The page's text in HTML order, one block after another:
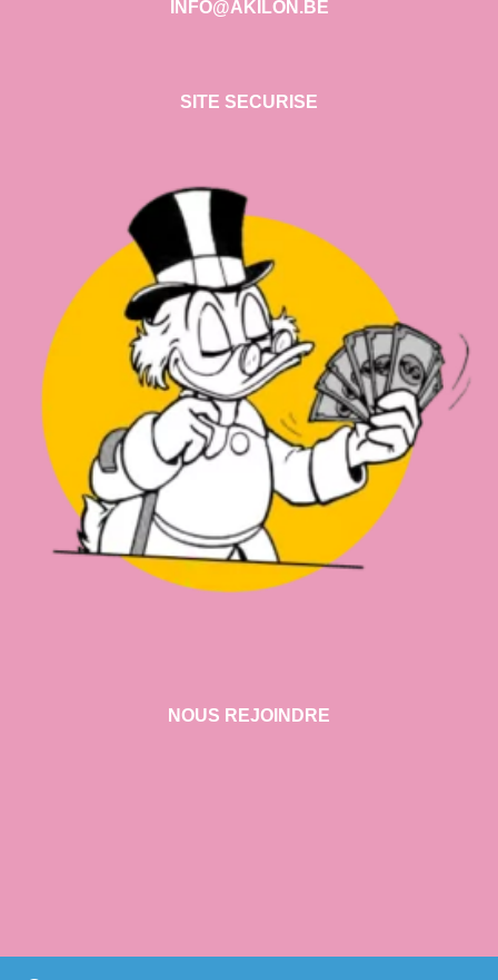
INFO@AKILON.BE
SITE SECURISE
NOUS REJOINDRE